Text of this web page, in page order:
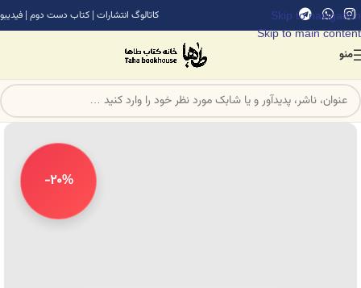
Skip to navigation
Skip to main content
کاتالوگ انتشارات | کتاب دست دوم | فیدیبو
منو
-20%